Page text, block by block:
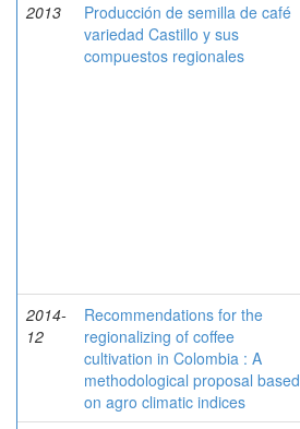
2013
Producción de semilla de café
variedad Castillo y sus
compuestos regionales
2014-
12
Recommendations for the
regionalizing of coffee
cultivation in Colombia : A
methodological proposal based
on agro climatic indices